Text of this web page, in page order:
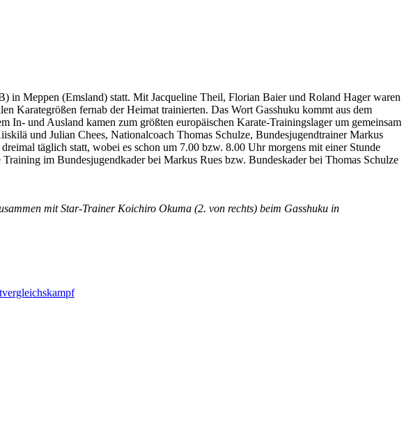
in Meppen (Emsland) statt. Mit Jacqueline Theil, Florian Baier und Roland Hager waren
Karategrößen fernab der Heimat trainierten. Das Wort Gasshuku kommt aus dem
In- und Ausland kamen zum größten europäischen Karate-Trainingslager um gemeinsam
und Julian Chees, Nationalcoach Thomas Schulze, Bundesjugendtrainer Markus
täglich statt, wobei es schon um 7.00 bzw. 8.00 Uhr morgens mit einer Stunde
im Bundesjugendkader bei Markus Rues bzw. Bundeskader bei Thomas Schulze
mit Star-Trainer Koichiro Okuma (2. von rechts) beim Gasshuku in